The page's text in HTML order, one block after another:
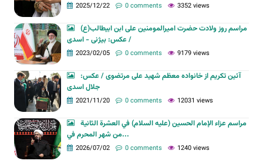
2025/12/22 0 comments 3352 views
مراسم روز ولادت حضرت امیرالمومنین علی ابن ابیطالب(ع)
/ عکس: بیژنی - اسدی
2023/02/05 0 comments 9179 views
آئین تکریم از خانواده معظم شهید علی مرتضوی / عکس:
جلال اسدی
2021/11/20 0 comments 12031 views
مراسم عزاء الإمام الحسين (عليه السلام) في العشرة الثانية
من شهر المحرم في...
2026/07/02 0 comments 1240 views